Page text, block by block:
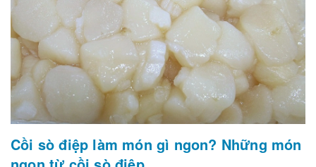
Cồi sò điệp làm món gì ngon? Những món